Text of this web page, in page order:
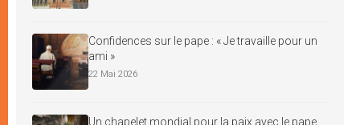
Confidences sur le pape : « Je travaille pour un
ami »
22 Mai 2026
Un chapelet mondial pour la paix avec le pape